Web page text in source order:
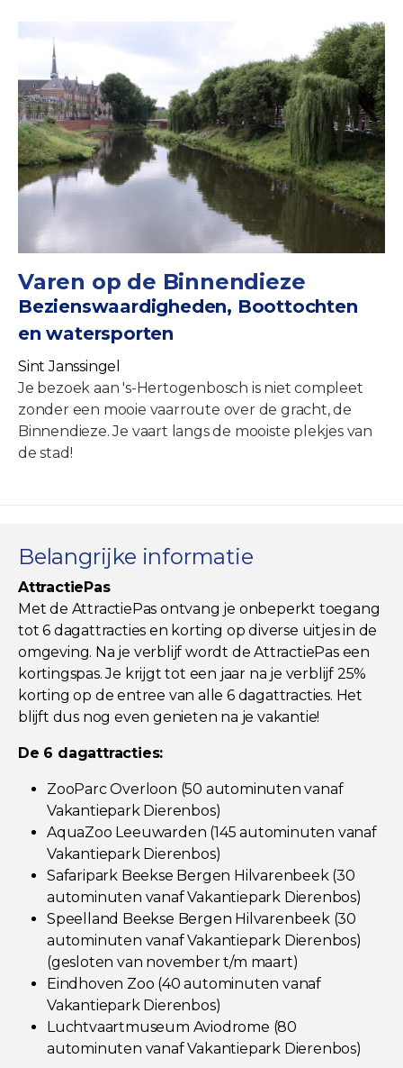
Varen op de Binnendieze
Bezienswaardigheden, Boottochten
en watersporten
Sint Janssingel
Je bezoek aan 's-Hertogenbosch is niet compleet
zonder een mooie vaarroute over de gracht, de
Binnendieze. Je vaart langs de mooiste plekjes van
de stad!
Belangrijke informatie
AttractiePas
Met de AttractiePas ontvang je onbeperkt toegang
tot 6 dagattracties en korting op diverse uitjes in de
omgeving. Na je verblijf wordt de AttractiePas een
kortingspas. Je krijgt tot een jaar na je verblijf 25%
korting op de entree van alle 6 dagattracties. Het
blijft dus nog even genieten na je vakantie!
De 6 dagattracties:
ZooParc Overloon (50 autominuten vanaf
Vakantiepark Dierenbos)
AquaZoo Leeuwarden (145 autominuten vanaf
Vakantiepark Dierenbos)
Safaripark Beekse Bergen Hilvarenbeek (30
autominuten vanaf Vakantiepark Dierenbos)
Speelland Beekse Bergen Hilvarenbeek (30
autominuten vanaf Vakantiepark Dierenbos)
(gesloten van november t/m maart)
Eindhoven Zoo (40 autominuten vanaf
Vakantiepark Dierenbos)
Luchtvaartmuseum Aviodrome (80
autominuten vanaf Vakantiepark Dierenbos)